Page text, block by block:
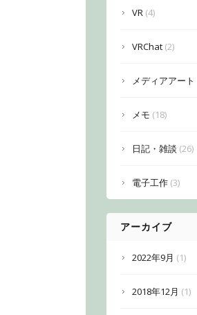
VR(4)
VRChat(2)
メディアアート
メモ (18)
日記・雑談 (26)
電子工作(3)
アーカイブ
2022年9月 (1)
2018年12月 (1)